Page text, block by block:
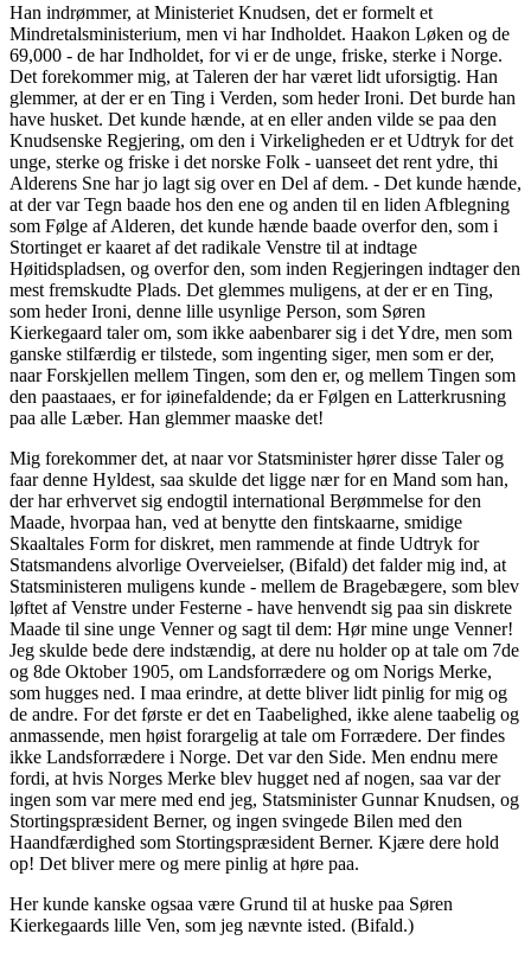
Han indrømmer, at Ministeriet Knudsen, det er formelt et
Mindretalsministerium, men vi har Indholdet. Haakon Løken og de
69,000 - de har Indholdet, for vi er de unge, friske, sterke i Norge.
Det forekommer mig, at Taleren der har været lidt uforsigtig. Han
glemmer, at der er en Ting i Verden, som heder Ironi. Det burde han
have husket. Det kunde hænde, at en eller anden vilde se paa den
Knudsenske Regjering, om den i Virkeligheden er et Udtryk for det
unge, sterke og friske i det norske Folk - uanseet det rent ydre, thi
Alderens Sne har jo lagt sig over en Del af dem. - Det kunde hænde,
at der var Tegn baade hos den ene og anden til en liden Afblegning
som Følge af Alderen, det kunde hænde baade overfor den, som i
Stortinget er kaaret af det radikale Venstre til at indtage
Høitidspladsen, og overfor den, som inden Regjeringen indtager den
mest fremskudte Plads. Det glemmes muligens, at der er en Ting,
som heder Ironi, denne lille usynlige Person, som Søren
Kierkegaard taler om, som ikke aabenbarer sig i det Ydre, men som
ganske stilfærdig er tilstede, som ingenting siger, men som er der,
naar Forskjellen mellem Tingen, som den er, og mellem Tingen som
den paastaaes, er for iøinefaldende; da er Følgen en Latterkrusning
paa alle Læber. Han glemmer maaske det!
Mig forekommer det, at naar vor Statsminister hører disse Taler og
faar denne Hyldest, saa skulde det ligge nær for en Mand som han,
der har erhvervet sig endogtil international Berømmelse for den
Maade, hvorpaa han, ved at benytte den fintskaarne, smidige
Skaaltales Form for diskret, men rammende at finde Udtryk for
Statsmandens alvorlige Overveielser, (Bifald) det falder mig ind, at
Statsministeren muligens kunde - mellem de Bragebægere, som blev
løftet af Venstre under Festerne - have henvendt sig paa sin diskrete
Maade til sine unge Venner og sagt til dem: Hør mine unge Venner!
Jeg skulde bede dere indstændig, at dere nu holder op at tale om 7de
og 8de Oktober 1905, om Landsforrædere og om Norigs Merke,
som hugges ned. I maa erindre, at dette bliver lidt pinlig for mig og
de andre. For det første er det en Taabelighed, ikke alene taabelig og
anmassende, men høist forargelig at tale om Forrædere. Der findes
ikke Landsforrædere i Norge. Det var den Side. Men endnu mere
fordi, at hvis Norges Merke blev hugget ned af nogen, saa var der
ingen som var mere med end jeg, Statsminister Gunnar Knudsen, og
Stortingspræsident Berner, og ingen svingede Bilen med den
Haandfærdighed som Stortingspræsident Berner. Kjære dere hold
op! Det bliver mere og mere pinlig at høre paa.
Her kunde kanske ogsaa være Grund til at huske paa Søren
Kierkegaards lille Ven, som jeg nævnte isted. (Bifald.)